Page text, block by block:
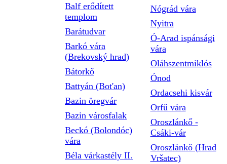
Balf erődített
templom
Barátudvar
Barkó vára
(Brekovský hrad)
Bátorkő
Battyán (Bot'an)
Bazin öregvár
Bazin városfalak
Beckó (Bolondóc)
vára
Béla várkastély II.
Nógrád vára
Nyitra
Ó-Arad ispánsági
vára
Oláhszentmiklós
Ónod
Ordacsehi kisvár
Orfű vára
Oroszlánkő -
Csáki-vár
Oroszlánkő (Hrad
Vršatec)